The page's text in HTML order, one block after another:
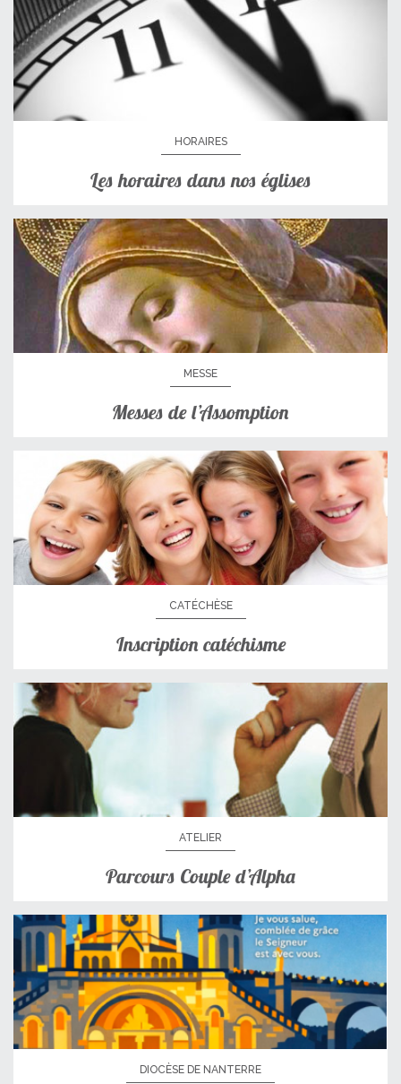
HORAIRES
Les horaires dans nos églises
MESSE
Messes de l’Assomption
CATÉCHÈSE
Inscription catéchisme
ATELIER
Parcours Couple d’Alpha
DIOCÈSE DE NANTERRE